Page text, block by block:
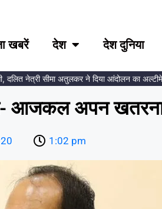
खबरें देश देश दुनिया
नेत्री सीमा अतुलकर ने दिया आंदोलन का अल्टीमेटम।
आजकल अपन
1:02 pm